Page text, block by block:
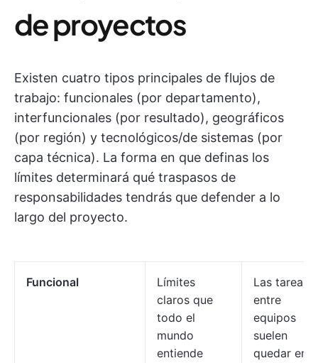
de proyectos
Existen cuatro tipos principales de flujos de
trabajo: funcionales (por departamento),
interfuncionales (por resultado), geográficos
(por región) y tecnológicos/de sistemas (por
capa técnica). La forma en que definas los
límites determinará qué traspasos de
responsabilidades tendrás que defender a lo
largo del proyecto.
Funcional
Límites
claros que
todo el
mundo
entiende
Las tareas
entre
equipos
suelen
quedar en